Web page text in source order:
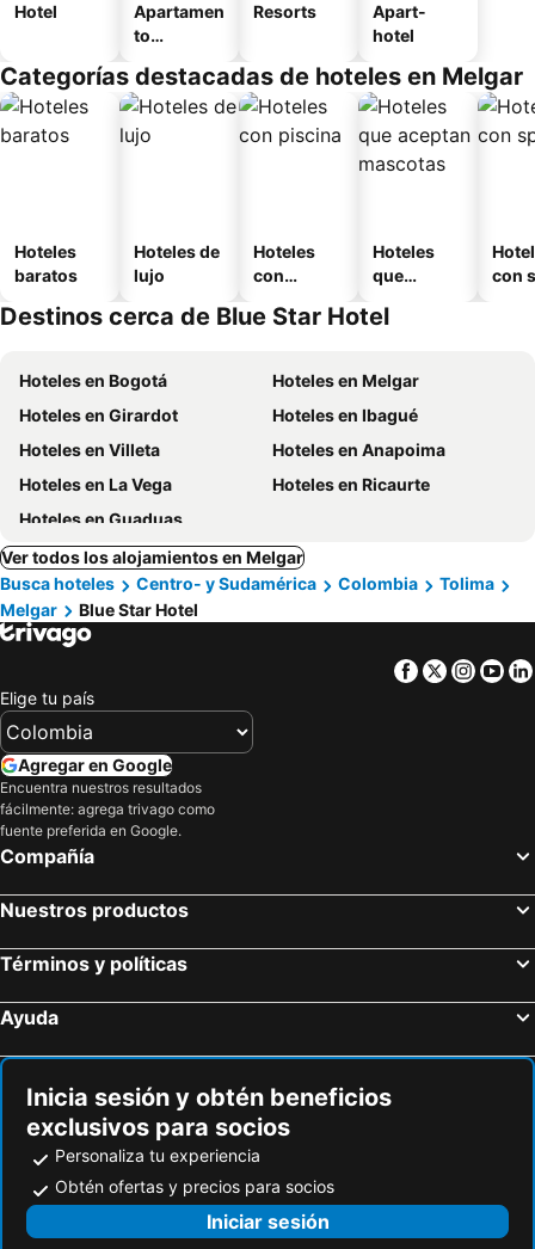
Hotel
Apartamen
to
o
Resorts
Apart-
hotel
Categorías destacadas de hoteles en Melgar
Hoteles
baratos
Hoteles de
lujo
Hoteles
con
Hoteles
que
mascotas
con
Destinos cerca de Blue Star Hotel
Hoteles en Bogotá
Hoteles en Melgar
Hoteles en Girardot
Hoteles en Ibagué
Hoteles en Villeta
Hoteles en Anapoima
Hoteles en La Vega
Hoteles en Ricaurte
Hoteles en Guaduas
Ver todos los alojamientos en Melgar
Busca hoteles
Centro- y Sudamérica Colombia
Tolima
Melgar
Blue Star Hotel
Facebook
Twitter
Elige tu país
Agregar en Google
Encuentra nuestros resultados
fácilmente: agrega trivago como
fuente preferida en Google.
Compañía
Nuestros productos
Términos y políticas
Ayuda
Inicia sesión y obtén beneficios
exclusivos para socios
Personaliza tu experiencia
Obtén ofertas y precios para socios
Iniciar sesión